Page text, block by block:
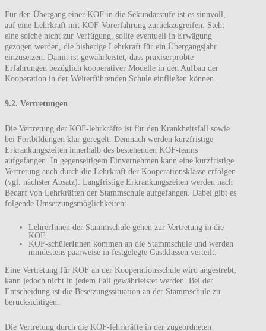
Für den Übergang einer KOF in die Sekundarstufe ist es sinnvoll,
auf eine Lehrkraft mit KOF-Vorerfahrung zurückzugreifen. Steht
eine solche nicht zur Verfügung, sollte eventuell in Erwägung
gezogen werden, die bisherige Lehrkraft für ein Übergangsjahr
einzusetzen. Damit ist gewährleistet, dass praxiserprobte
Erfahrungen bezüglich kooperativer Modelle in den Aufbau der
Kooperation in der Weiterführenden Schule einfließen können.
9.2. Vertretungen
Die Vertretung der KOF-lehrkräfte ist für den Krankheitsfall sowie
bei Fortbildungen klar geregelt. Demnach werden kurzfristige
Erkrankungszeiten innerhalb des bestehenden KOF-teams
aufgefangen. In gegenseitigem Einvernehmen kann eine kurzfristige
Vertretung auch durch die Lehrkraft der Kooperationsklasse erfolgen
(vgl. nächster Absatz). Langfristige Erkrankungszeiten werden nach
Bedarf von Lehrkräften der Stammschule aufgefangen. Dabei gibt es
folgende Umsetzungsmöglichkeiten:
LehrerInnen der Stammschule gehen zur Vertretung in die
KOF.
KOF-schülerInnen kommen an die Stammschule und werden
mindestens paarweise in festgelegte Gastklassen verteilt.
Eine Vertretung für KOF an der Kooperationsschule wird angestrebt,
kann jedoch nicht in jedem Fall gewährleistet werden. Bei der
Entscheidung ist die Besetzungssituation an der Stammschule zu
berücksichtigen.
Die Vertretung durch die KOF-lehrkräfte in der zugeordneten